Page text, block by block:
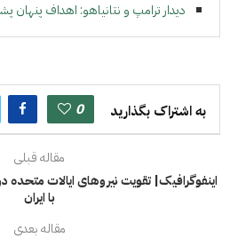
دیدار ترامپ و نتانیاهو: اهداف پنهان
به اشتراک بگذارید 0
مقاله قبلی
اینفوگرافیک| تقویت نیروهای ایالات متحده
با ایران
مقاله بعدی